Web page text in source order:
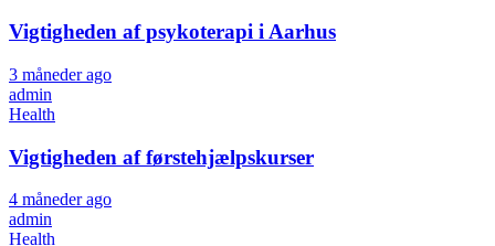
Vigtigheden af psykoterapi i Aarhus
3 måneder ago
admin
Health
Vigtigheden af førstehjælpskurser
4 måneder ago
admin
Health